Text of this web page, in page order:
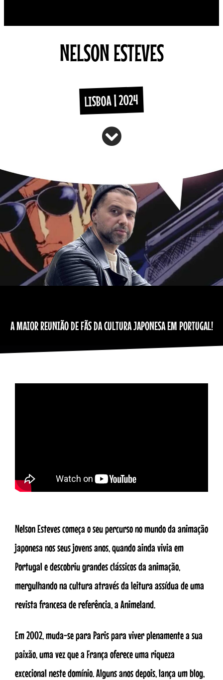
NELSON ESTEVES
LISBOA | 2024
A MAIOR REUNIÃO DE FÃS DA CULTURA JAPONESA EM PORTUGAL!
Nelson Esteves começa o seu percurso no mundo da animação
japonesa nos seus jovens anos, quando ainda vivia em
Portugal e descobriu grandes clássicos da animação,
mergulhando na cultura através da leitura assídua de uma
revista francesa de referência, a Animeland.
Em 2002, muda-se para Paris para viver plenamente a sua
paixão, uma vez que a França oferece uma riqueza
excecional neste domínio. Alguns anos depois, lança um blog,